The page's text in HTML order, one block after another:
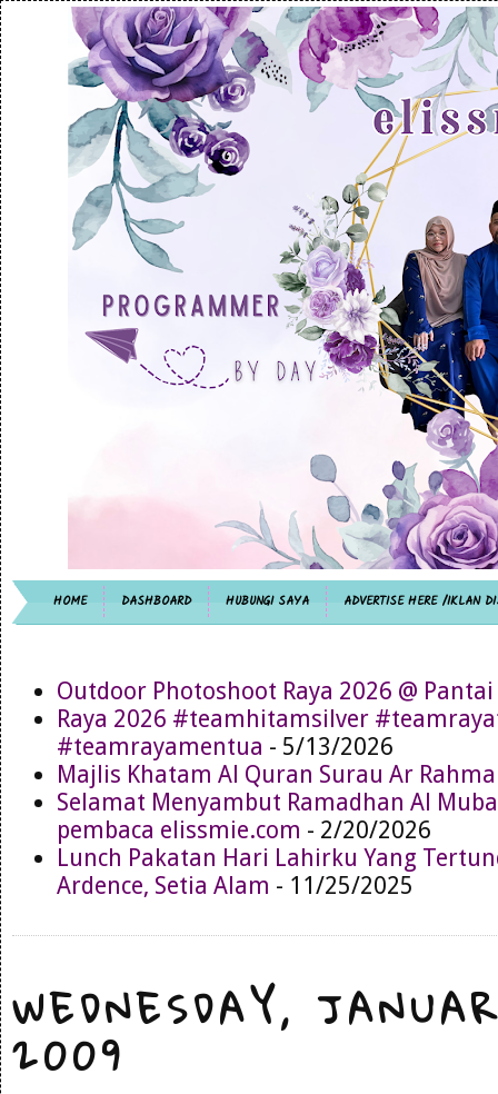
HOME DASHBOARD HUBUNGI SAYA ADVERTISE HERE /IKLAN
Outdoor Photoshoot Raya 2026 @ Pantai
Raya 2026 #teamhitamsilver
#teamrayamentua - 5/13/2026
Majlis Khatam Al Quran Surau Ar
Selamat Menyambut Ramadhan Al
pembaca elissmie.com - 2/20/2026
Lunch Pakatan Hari Lahirku Yang
Ardence, Setia Alam - 11/25/2025
WEDNESDAY,
2009